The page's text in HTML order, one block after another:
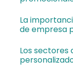
La
de empresa
Los sectores